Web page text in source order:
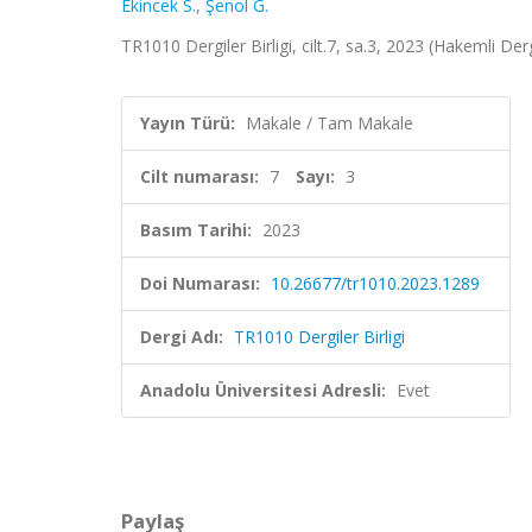
Ekincek S., Şenol G.
TR1010 Dergiler Birligi, cilt.7, sa.3, 2023 (Hakemli
Yayın Türü: Makale / Tam Makale
Cilt numarası: 7 Sayı: 3
Basım Tarihi: 2023
Doi Numarası: 10.26677/tr1010.2023.1289
Dergi Adı: TR1010 Dergiler Birligi
Anadolu Üniversitesi Adresli: Evet
Paylaş